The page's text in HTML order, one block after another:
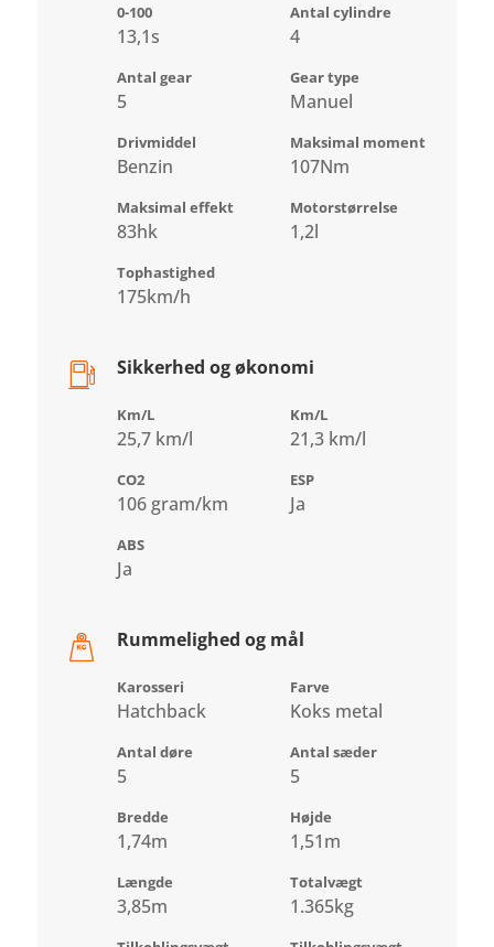
0-100
13,1s
Antal cylindre
4
Antal gear
5
Gear type
Manuel
Drivmiddel
Benzin
Maksimal moment
107Nm
Maksimal effekt
83hk
Motorstørrelse
1,2l
Tophastighed
175km/h
Sikkerhed og økonomi
Km/L
25,7 km/l
Km/L
21,3 km/l
CO2
106 gram/km
ESP
Ja
ABS
Ja
Rummelighed og mål
Karosseri
Hatchback
Farve
Koks metal
Antal døre
5
Antal sæder
5
Bredde
1,74m
Højde
1,51m
Længde
3,85m
Totalvægt
1.365kg